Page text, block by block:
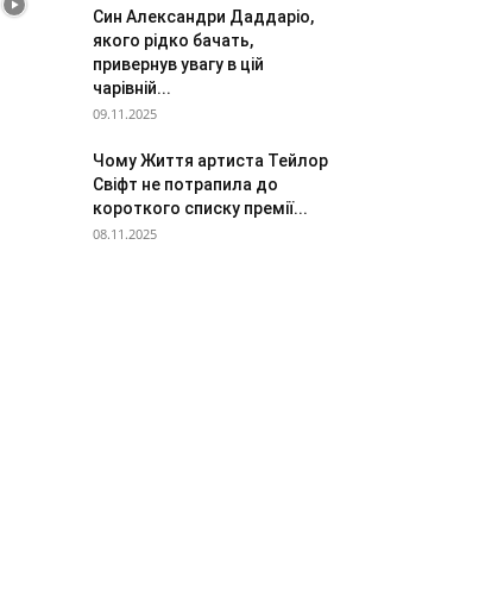
Син Александри Даддаріо,
якого рідко бачать,
привернув увагу в цій
чарівній...
09.11.2025
Чому Життя артиста Тейлор
Свіфт не потрапила до
короткого списку премії...
08.11.2025